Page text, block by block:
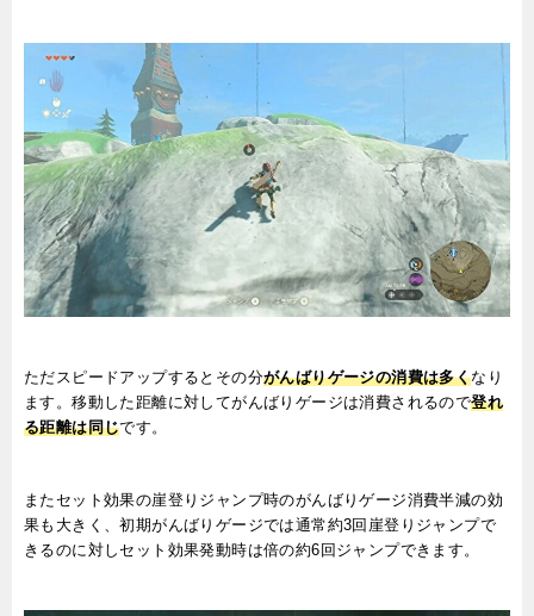
ただスピードアップするとその分がんばりゲージの消費は多くなり
ます。移動した距離に対してがんばりゲージは消費されるので登れ
る距離は同じです。
またセット効果の崖登りジャンプ時のがんばりゲージ消費半減の効
果も大きく、初期がんばりゲージでは通常約3回崖登りジャンプで
きるのに対しセット効果発動時は倍の約6回ジャンプできます。